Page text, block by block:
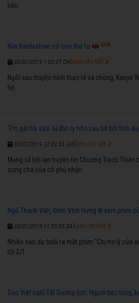
tiên.
Kim Kardashian có con thứ tư 6268
03/01/2019 1:03:37 CH
Ngôi sao truyền hình thực tế và chồng, Kanye
hộ.
Xem chi tiết
'Em gái trà sữa' bị đồn ly hôn sau bê bối tình
03/01/2019 12:03:33 CH
Mạng xã hội lan truyền tin Chương Trạch Thiên
song cha của cô phủ nhận.
Xem chi tiết
Ngô Thanh Vân, Đàm Vĩnh Hưng đi xem phim
03/01/2019 11:03:00 SA
Nhiều sao dự buổi ra mắt phim "Chị trợ lý của
tối 2/1.
Xem chi tiết
Sao Việt nghỉ Tết Dương lịch: Người tiệc tùng,